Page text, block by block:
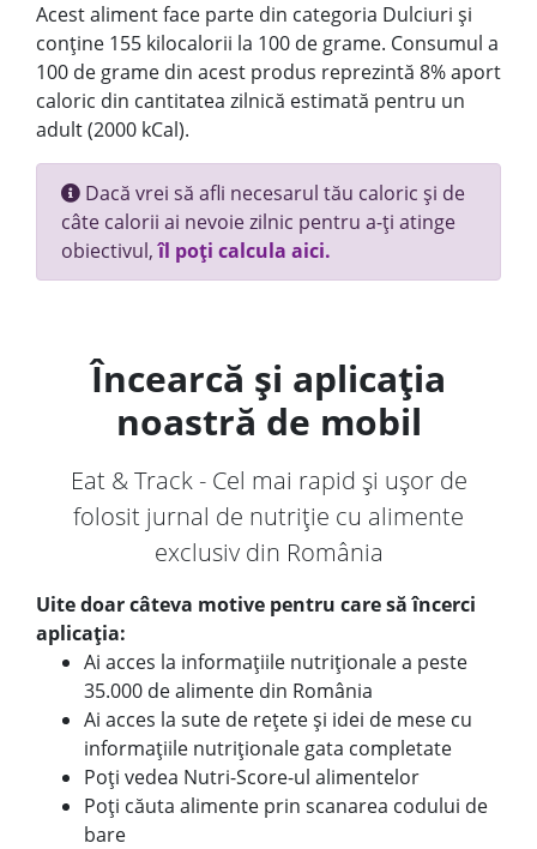
Acest aliment face parte din categoria Dulciuri și
conține 155 kilocalorii la 100 de grame. Consumul a
100 de grame din acest produs reprezintă 8% aport
caloric din cantitatea zilnică estimată pentru un
adult (2000 kCal).
Dacă vrei să afli necesarul tău caloric și de
câte calorii ai nevoie zilnic pentru a-ți atinge
obiectivul,îl poți calcula aici.
Încearcă și aplicația
noastră de mobil
Eat & Track - Cel mai rapid și ușor de
folosit jurnal de nutriție cu alimente
exclusiv din România
Uite doar câteva motive pentru care să încerci
aplicația:
Ai acces la informațiile nutriționale a peste
35.000 de alimente din România
Ai acces la sute de rețete și idei de mese cu
informațiile nutriționale gata completate
Poți vedea Nutri-Score-ul alimentelor
Poți căuta alimente prin scanarea codului de
bare